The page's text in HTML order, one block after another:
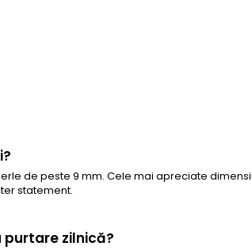
de peste 9 mm. Cele mai apreciate
statement.
purtare zilnică?